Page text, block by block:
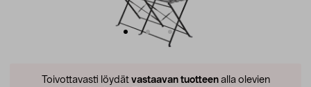
Toivottavasti löydät vastaavan tuotteenalla olevien